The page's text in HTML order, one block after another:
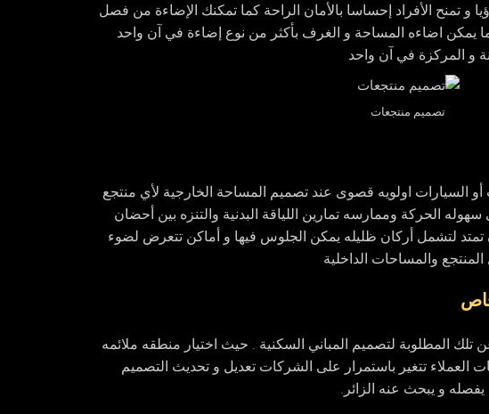
و تمنح الأفراد إحساسا بالأمان الراحة كما تمكنك الإضاءة من فصل
يمكن اضاءه المساحة و الغرف بأكثر من نوع إضاءة في آن واحد
و المركزة في آن واحد
تصميم منتجعات
السيارات اولويه قصوى عند تصميم المساحة الخارجية لأي منتجع
الحركة وممارسه تمارين اللياقة البدنية والتنزه بين أحضان
تمتد لتشمل أركان ظليله يمكن الجلوس فيها و أماكن تتعرض لضوء
والمساحات الداخلية
المطلوبة لتصميم المباني السكنية . حيث اختيار منطقه ملائمه
العملاء تتغير باستمرار على الشركات تعديل و تحديث التصميم
و يبحث عنه الزائر.